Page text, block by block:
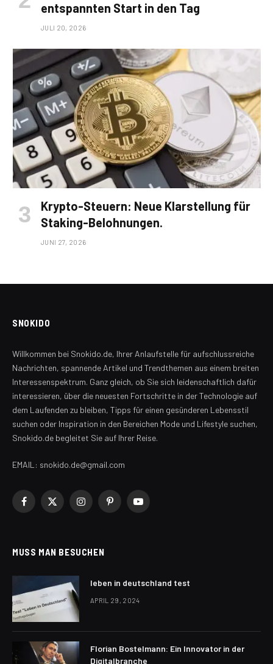
entspannten Start in den Tag
JULI 20, 2026
Krypto-Steuern: Neue Klarstellung für
Staking-Belohnungen.
JUNI 27, 2026
SNOKIDO
Willkommen bei Snokido.de, Ihrer Anlaufstelle für aufschlussreiche
Nachrichten, spannende Artikel und Trendthemen aus einem breiten
Interessenspektrum. Ganz gleich, ob Sie sich leidenschaftlich dafür
interessieren, über die neuesten Fortschritte in der Technologie auf
dem Laufenden zu bleiben, Tipps für einen gesünderen Lebensstil
suchen oder Inspiration in den Bereichen Mode und Lifestyle suchen,
Snokido.de begleitet Sie auf Ihrer Reise.
EMAIL: snokido.de@gmail.com
Facebook
X
InstagramPinterestYouTube
MUSS MAN BESUCHEN
leben in deutschland test
APRIL 29, 2024
Florian Bostelmann: Ein Innovator in der
Digitalbranche